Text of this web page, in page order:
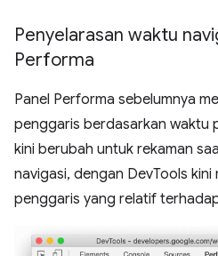
Penyelarasan waktu
Performa
Panel Performa sebelumnya
penggaris berdasarkan waktu
kini berubah untuk rekaman
navigasi, dengan DevTools kini
penggaris yang relatif